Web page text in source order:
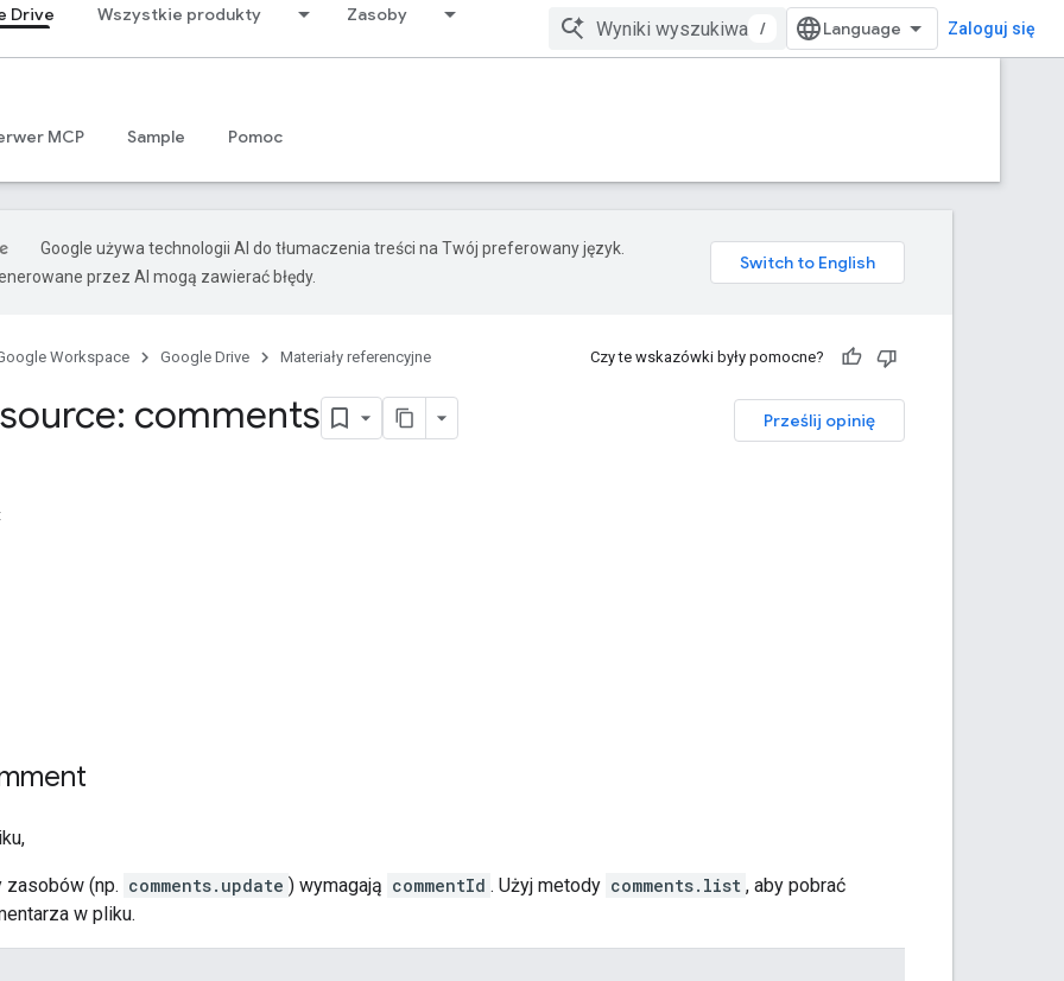
Drive Wszystkie produkty Zasoby
/ Zaloguj się
MCP Sample Pomoc
Google używa technologii AI do tłumaczenia treści na Twój preferowany język.
przez AI mogą zawierać błędy.
Workspace Google Drive Materiały referencyjne Czy te wskazówki były pomocne?
Prześlij opinię
comments
zasobów (np. comments.update ) wymagają commentId . Użyj metody comments.list , aby pobrać
w pliku.